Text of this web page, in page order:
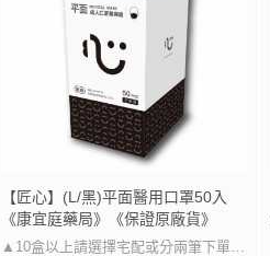
【匠心】(L/黑)平面醫用口罩50入
《康宜庭藥局》《保證原廠貨》
▲10盒以上請選擇宅配或分兩筆下單唷